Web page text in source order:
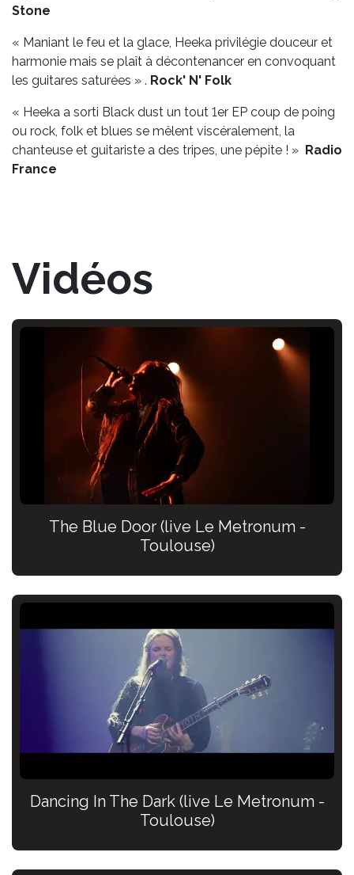
Stone
« Maniant le feu et la glace, Heeka privilégie douceur et
harmonie mais se plaît à décontenancer en convoquant
les guitares saturées » . Rock' N' Folk
« Heeka a sorti Black dust un tout 1er EP coup de poing
ou rock, folk et blues se mêlent viscéralement, la
chanteuse et guitariste a des tripes, une pépite ! » Radio
France
Vidéos
The Blue Door (live Le Metronum -
Toulouse)
Dancing In The Dark (live Le Metronum -
Toulouse)